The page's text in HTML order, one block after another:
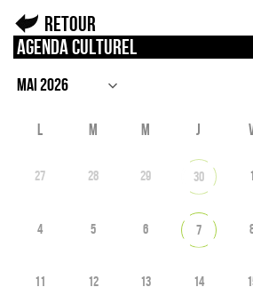
Retour
Agenda culturel
L M M J
27 28 29 30 1
4 5 6 7
11 12 13 14